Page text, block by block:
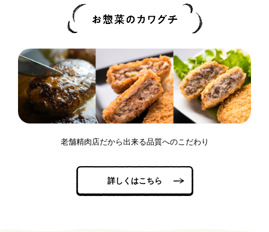
老舗精肉店だから出来る品質へのこだわり
詳しくはこちら